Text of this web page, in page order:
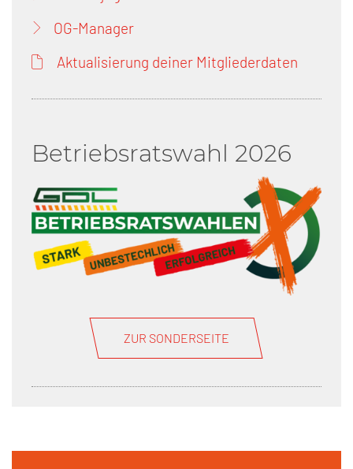
OG-Manager
Aktualisierung deiner Mitgliederdaten
Betriebsratswahl 2026
ZUR SONDERSEITE